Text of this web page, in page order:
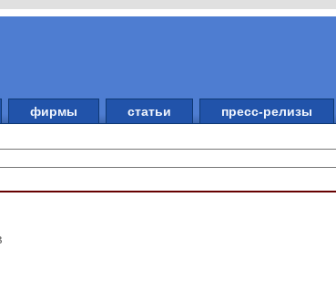
фирмы статьи пресс-релизы